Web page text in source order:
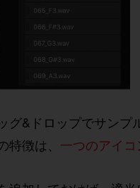
&ドロップでサンプ
徴は、 一つのアイ